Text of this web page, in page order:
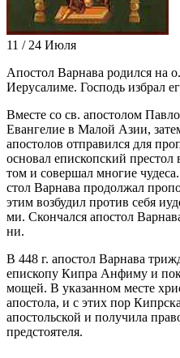
11 / 24 Июля
Апо­стол Вар­на­ва ро­дил­ся на
Иеру­са­ли­ме. Гос­подь из­брал
Вме­сте со св. апо­сто­лом
Еван­ге­лие в Ма­лой Азии,
апо­сто­лов от­пра­вил­ся для
ос­но­вал епи­скоп­ский
том и со­вер­шал мно­гие
стол Вар­на­ва про­дол­жал
этим воз­бу­дил про­тив се­бя
ми. Скон­чал­ся апо­стол
ни.
В 448 г. апо­стол Вар­на­ва
епи­ско­пу Ки­п­ра Ан­фи­му и
мо­щей. В ука­зан­ном ме­сте
апо­сто­ла, и с этих пор
апо­столь­ской и по­лу­чи­ла
пред­сто­я­те­ля.